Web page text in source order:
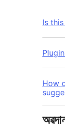
Is
How